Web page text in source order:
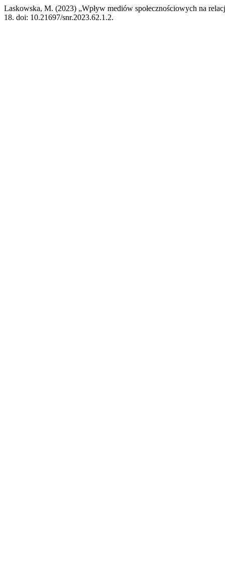
Laskowska, M. (2023) „Wpływ mediów społecznościowych na
18. doi: 10.21697/snr.2023.62.1.2.